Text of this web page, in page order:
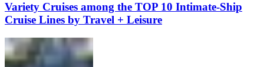
Variety Cruises among the TOP 10 Intimate-Ship
Cruise Lines by Travel + Leisure